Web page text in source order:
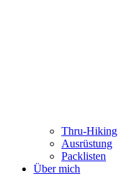
Thru-Hiking
Ausrüstung
Packlisten
Über mich